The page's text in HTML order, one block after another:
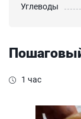
Углеводы
1 час